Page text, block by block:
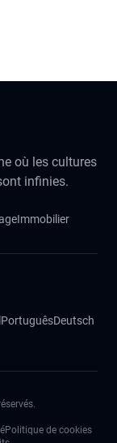
où les cultures
infinies.
Immobilier
PortuguêsDeutsch
Politique de cookies